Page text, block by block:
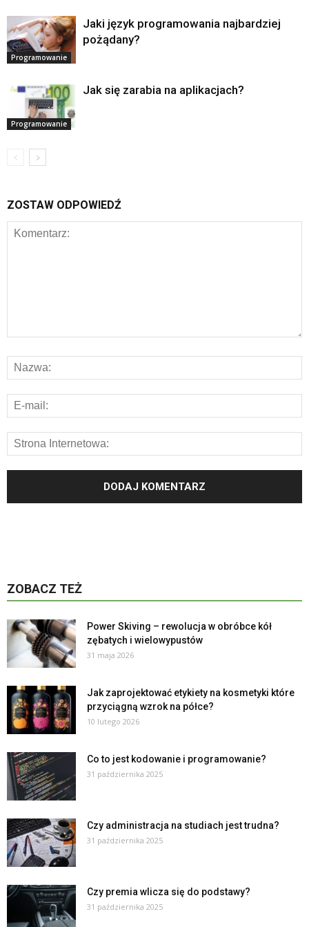
Programowanie
Jaki język programowania najbardziej
pożądany?
Programowanie
Jak się zarabia na aplikacjach?
ZOSTAW ODPOWIEDŹ
ZOBACZ TEŻ
Power Skiving – rewolucja w obróbce kół
zębatych i wielowypustów
31 maja 2026
Jak zaprojektować etykiety na kosmetyki które
przyciągną wzrok na półce?
10 lutego 2026
Co to jest kodowanie i programowanie?
31 października 2025
Czy administracja na studiach jest trudna?
31 października 2025
Czy premia wlicza się do podstawy?
31 października 2025